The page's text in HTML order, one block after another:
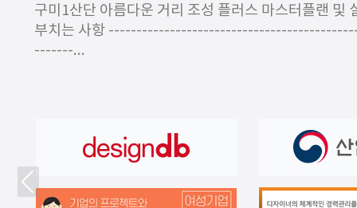
구미1산단 아름다운 거리 조성 플러스 마스터플랜 및
부치는 사항
-------...